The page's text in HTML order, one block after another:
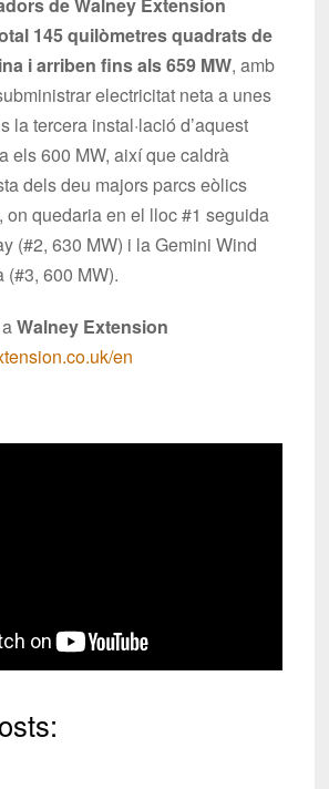
de Walney Extension
145 quilòmetres quadrats de
i arriben fins als 659 MW, amb
electricitat neta a unes
la tercera instal·lació d’aquest
els 600 MW, així que caldrà
dels deu majors parcs eòlics
on quedaria en el lloc #1 seguida
(#2, 630 MW) i la Gemini Wind
(#3, 600 MW).
aWalney Extension
en